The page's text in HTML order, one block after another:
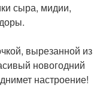
сыра, мидии,
вырезанной из
новогодний
настроение!